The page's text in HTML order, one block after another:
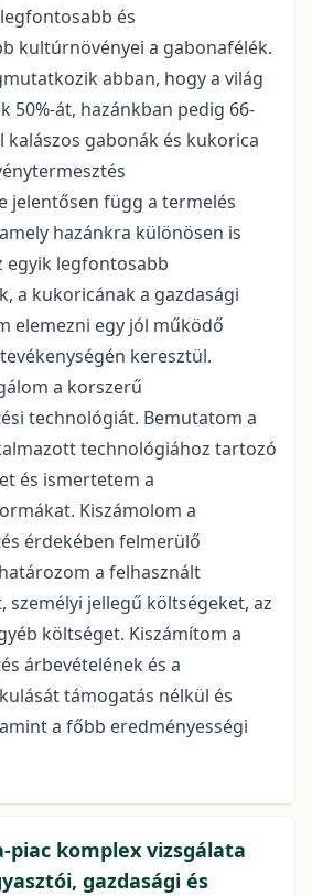
és
kultúrnövényei a gabonafélék.
abban, hogy a világ
50%-át, hazánkban pedig 66-
kalászos gabonák és kukorica
jelentősen függ a termelés
hazánkra különösen is
egyik legfontosabb
a kukoricának a gazdasági
elemezni egy jól működő
keresztül.
a korszerű
technológiát. Bemutatom a
technológiához tartozó
és ismertetem a
Kiszámolom a
érdekében felmerülő
a felhasznált
személyi jellegű költségeket, az
költséget. Kiszámítom a
árbevételének és a
támogatás nélkül és
a főbb eredményességi
piac komplex vizsgálata
gazdasági és